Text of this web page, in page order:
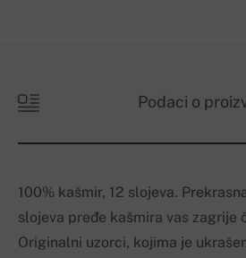
Podaci o
100% kašmir, 12 slojeva.
slojeva pređe kašmira vas zagrije
Originalni uzorci, kojima je